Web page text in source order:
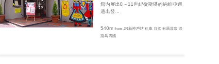
館內展出8～11世紀從斯堪的納維亞週
邊出發...
540mfrom JR新神戶站 租車 自駕 有馬溫泉 淡
路島四國